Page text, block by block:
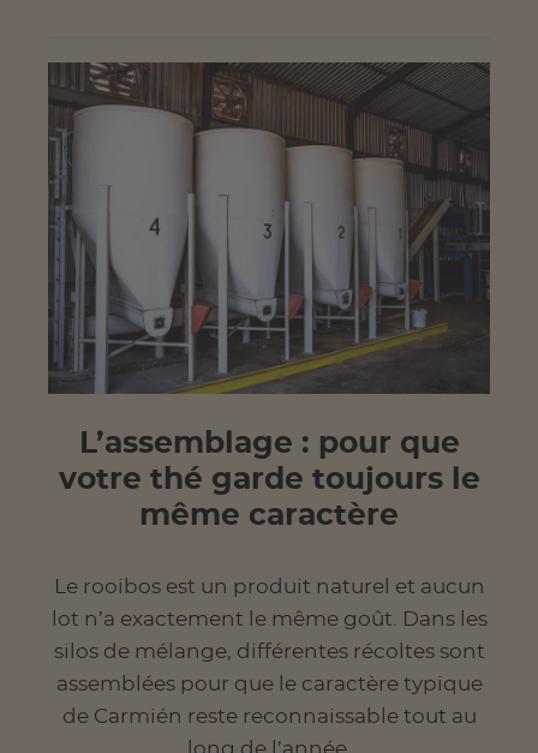
L’assemblage : pour que
votre thé garde toujours le
même caractère
Le rooibos est un produit naturel et aucun
lot n’a exactement le même goût. Dans les
silos de mélange, différentes récoltes sont
assemblées pour que le caractère typique
de Carmién reste reconnaissable tout au
long de l’année.